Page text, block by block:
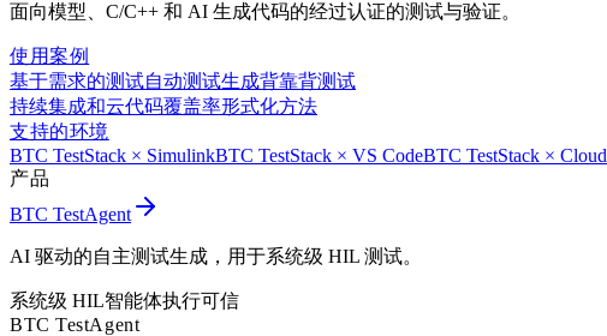
面向模型、C/C++ 和 AI 生成代码的经过认证的测试与验证。
使用案例
基于需求的测试自动测试生成背靠背测试
持续集成和云代码覆盖率形式化方法
支持的环境
BTC TestStack × SimulinkBTC TestStack × VS CodeBTC TestStack × Cloud
产品
BTC TestAgent
AI 驱动的自主测试生成，用于系统级 HIL 测试。
系统级 HIL智能体执行可信
BTC TestAgent